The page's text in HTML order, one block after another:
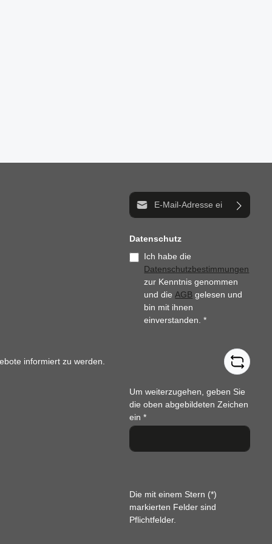
informiert zu werden.
E-Mail-Adresse*
Datenschutz
Ich habe die
Datenschutzbestimmungen
zur Kenntnis genommen
und dieAGB gelesen und
bin mit ihnen
einverstanden.*
Um weiterzugehen, geben Sie
die oben abgebildeten Zeichen
ein*
Die mit einem Stern (*)
markierten Felder sind
Pflichtfelder.